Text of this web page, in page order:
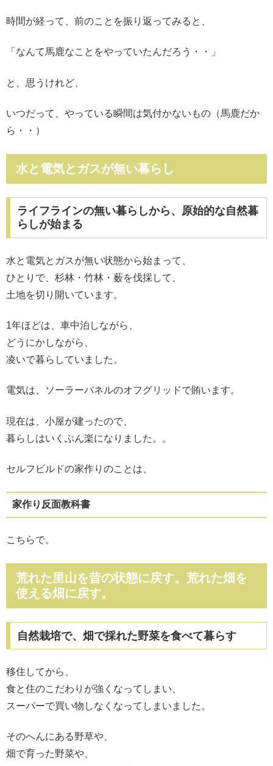
時間が経って、前のことを振り返ってみると、
「なんて馬鹿なことをやっていたんだろう・・」
と、思うけれど、
いつだって、やっている瞬間は気付かないもの（馬鹿だか
ら・・）
水と電気とガスが無い暮らし
ライフラインの無い暮らしから、原始的な自然暮
らしが始まる
水と電気とガスが無い状態から始まって、
ひとりで、杉林・竹林・薮を伐採して、
土地を切り開いています。
1年ほどは、車中泊しながら、
どうにかしながら、
凌いで暮らしていました。
電気は、ソーラーパネルのオフグリッドで賄います。
現在は、小屋が建ったので、
暮らしはいくぶん楽になりました。。
セルフビルドの家作りのことは、
家作り反面教科書
こちらで。
荒れた里山を昔の状態に戻す。荒れた畑を
使える畑に戻す。
自然栽培で、畑で採れた野菜を食べて暮らす
移住してから、
食と住のこだわりが強くなってしまい、
スーパーで買い物しなくなってしまいました。
そのへんにある野草や、
畑で育った野菜や、